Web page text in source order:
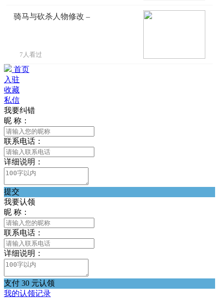
骑马与砍杀人物修改 –
7人看过
首页
入驻
收藏
私信
我要纠错
昵 称：
联系电话：
详细说明：
提交
我要认领
昵 称：
联系电话：
详细说明：
支付 30 元认领
我的认领记录